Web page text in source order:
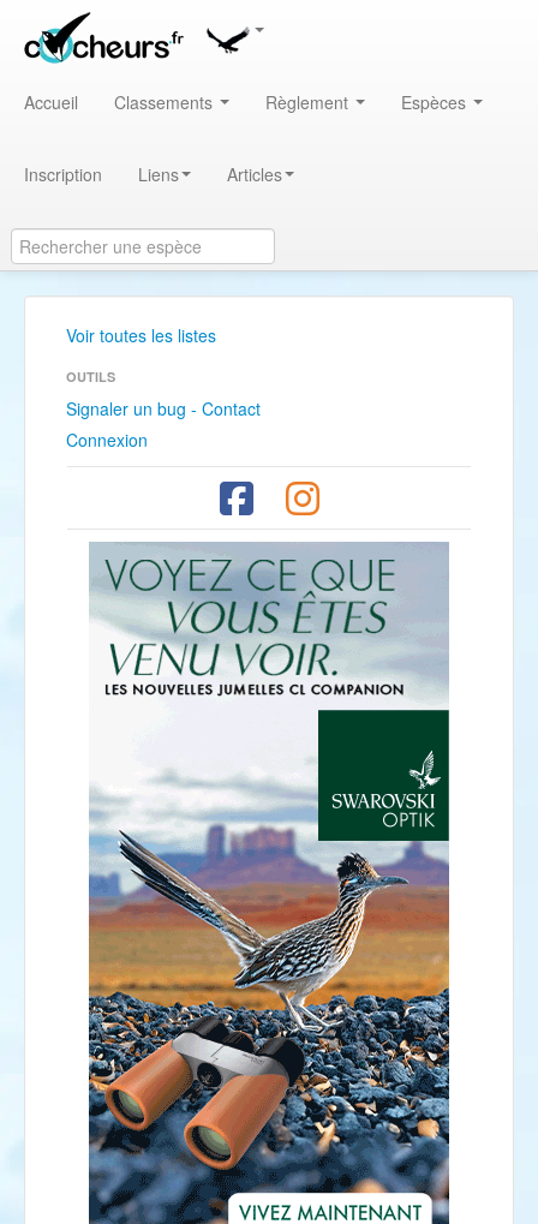
Accueil Classements Règlement Espèces
Inscription Liens Articles
Voir toutes les listes
OUTILS
Signaler un bug - Contact
Connexion